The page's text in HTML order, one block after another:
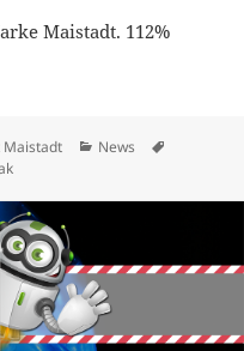
Maistadt. 112%
Maistadt Kategorien
News